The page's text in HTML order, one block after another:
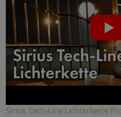
Sirius Tech-Line Lichterkette